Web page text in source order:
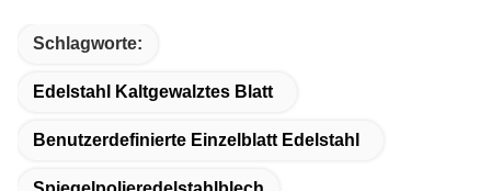
Schlagworte:
Edelstahl Kaltgewalztes Blatt
Benutzerdefinierte Einzelblatt Edelstahl